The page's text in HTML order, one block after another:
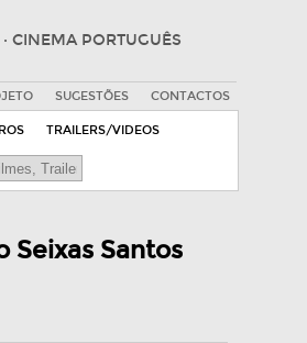
· CINEMA PORTUGUÊS
SUGESTÕES CONTACTOS
TRAILERS/VIDEOS
Seixas Santos